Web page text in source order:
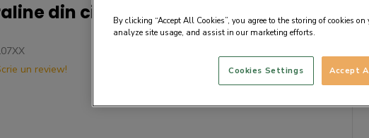
din ciocolata Postcard Midi
un review!
By clicking “Accept All Cookies”, you agree to the storing of cookies
analyze site usage, and assist in our marketing efforts.
Accept
Cookies Settings